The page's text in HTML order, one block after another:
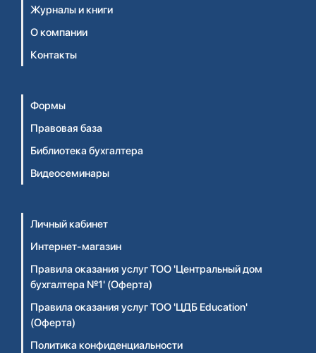
Журналы и книги
О компании
Контакты
Формы
Правовая база
Библиотека бухгалтера
Видеосеминары
Личный кабинет
Интернет-магазин
Правила оказания услуг ТОО 'Центральный дом
бухгалтера №1' (Оферта)
Правила оказания услуг ТОО 'ЦДБ Education'
(Оферта)
Политика конфиденциальности